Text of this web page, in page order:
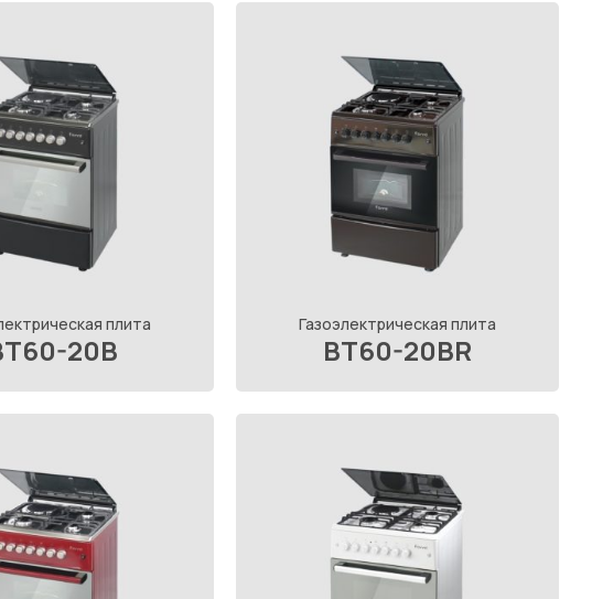
плита
20B
Газоэлектрическая плита
BT60-20BR